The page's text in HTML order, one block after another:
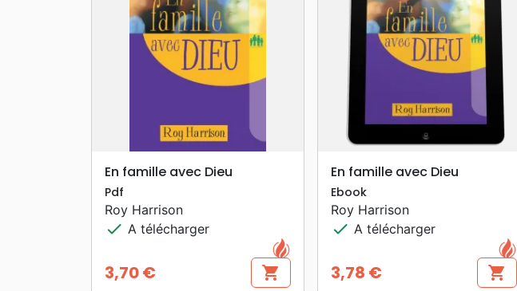
searchAPERÇU RAPIDE
En famille avec Dieu
Pdf
Roy Harrison
check A télécharger
Prix
3,70 € shopping_cart
searchAPERÇU RAPIDE
En famille avec Dieu
Ebook
Roy Harrison
check A télécharger
Prix
3,78 € shopping_cart